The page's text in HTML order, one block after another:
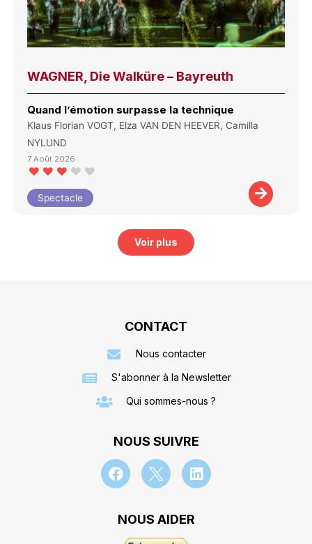
WAGNER, Die Walküre – Bayreuth
Quand l’émotion surpasse la technique
Klaus Florian VOGT, Elza VAN DEN HEEVER, Camilla
NYLUND
7 Août 2026
Spectacle
Voir plus
CONTACT
Nous contacter
S'abonner à la Newsletter
Qui sommes-nous ?
NOUS SUIVRE
NOUS AIDER